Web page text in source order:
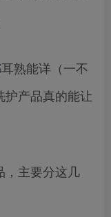
熟能详（一不
产品真的能让
，主要分这几